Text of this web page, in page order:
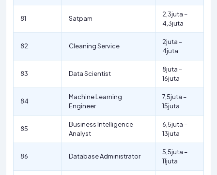
81 Satpam
2,3juta –
4,3juta
82 Cleaning Service
2juta –
4juta
83 Data Scientist
8juta –
16juta
84
Machine Learning
Engineer
7,5juta –
15juta
85
Business Intelligence
Analyst
6,5juta –
13juta
86 Database Administrator
5,5juta –
11juta